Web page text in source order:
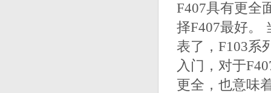
F407具有更全
择F407最好。
表了，F103系
入门，对于
更全，也意味